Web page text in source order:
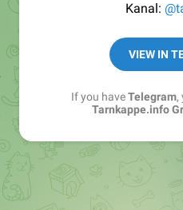
Kanal:
Best of:
Kochen: https://t.me/
VIEW IN
If you haveTelegram,
Tarnkappe.info